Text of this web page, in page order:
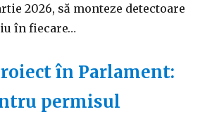
2026, să monteze detectoare
în fiecare…
în Parlament:
permisul